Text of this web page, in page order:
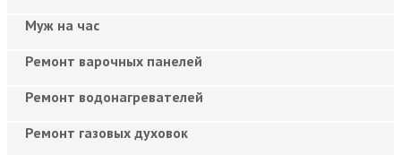
Муж на час
Ремонт варочных панелей
Ремонт водонагревателей
Ремонт газовых духовок